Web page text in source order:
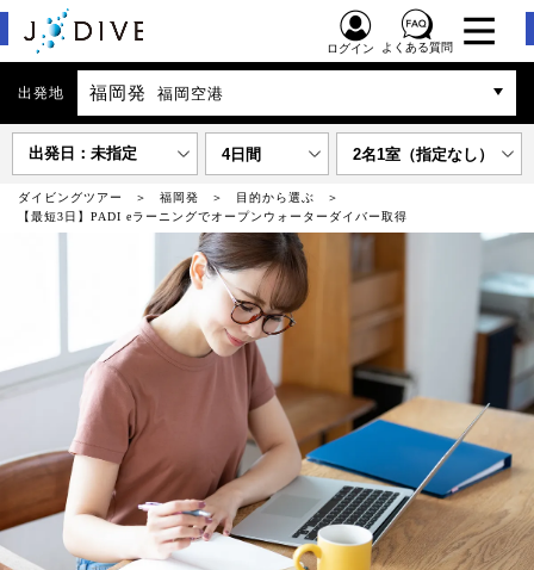
ログイン よくある質問
出発地 福岡発 福岡空港
出発日：未指定 4日間 2名1室（指定なし）
ダイビングツアー 福岡発
目的から選ぶ
【最短3日】PADI eラーニングでオープンウォーターダイバー取得